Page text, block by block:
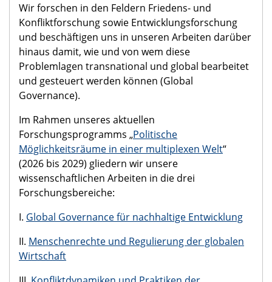
Wir forschen in den Feldern Friedens- und
Konfliktforschung sowie Entwicklungsforschung
und beschäftigen uns in unseren Arbeiten darüber
hinaus damit, wie und von wem diese
Problemlagen transnational und global bearbeitet
und gesteuert werden können (Global
Governance).
Im Rahmen unseres aktuellen
Forschungsprogramms „Politische
Möglichkeitsräume in einer multiplexen Welt“
(2026 bis 2029) gliedern wir unsere
wissenschaftlichen Arbeiten in die drei
Forschungsbereiche:
I. Global Governance für nachhaltige Entwicklung
II. Menschenrechte und Regulierung der globalen
Wirtschaft